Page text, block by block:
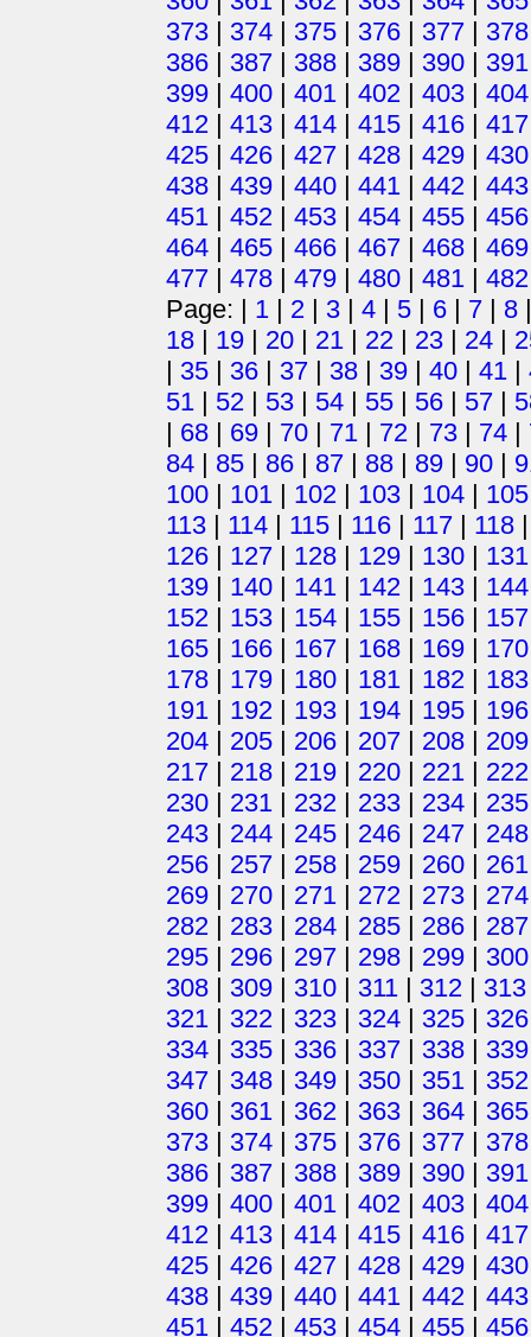
373 | 374 | 375 | 376 | 377 | 378
386 | 387 | 388 | 389 | 390 | 391
399 | 400 | 401 | 402 | 403 | 404
412 | 413 | 414 | 415 | 416 | 417
425 | 426 | 427 | 428 | 429 | 430
438 | 439 | 440 | 441 | 442 | 443
451 | 452 | 453 | 454 | 455 | 456
464 | 465 | 466 | 467 | 468 | 469
477 | 478 | 479 | 480 | 481 | 482
Page: | 1 | 2 | 3 | 4 | 5 | 6 | 7 | 8
18 | 19 | 20 | 21 | 22 | 23 | 24 |
| 35 | 36 | 37 | 38 | 39 | 40 | 41 |
51 | 52 | 53 | 54 | 55 | 56 | 57 |
| 68 | 69 | 70 | 71 | 72 | 73 | 74 |
84 | 85 | 86 | 87 | 88 | 89 | 90 |
100 | 101 | 102 | 103 | 104 | 105
113 | 114 | 115 | 116 | 117 | 118
126 | 127 | 128 | 129 | 130 | 131
139 | 140 | 141 | 142 | 143 | 144
152 | 153 | 154 | 155 | 156 | 157
165 | 166 | 167 | 168 | 169 | 170
178 | 179 | 180 | 181 | 182 | 183
191 | 192 | 193 | 194 | 195 | 196
204 | 205 | 206 | 207 | 208 | 209
217 | 218 | 219 | 220 | 221 | 222
230 | 231 | 232 | 233 | 234 | 235
243 | 244 | 245 | 246 | 247 | 248
256 | 257 | 258 | 259 | 260 | 261
269 | 270 | 271 | 272 | 273 | 274
282 | 283 | 284 | 285 | 286 | 287
295 | 296 | 297 | 298 | 299 | 300
308 | 309 | 310 | 311 | 312 | 313
321 | 322 | 323 | 324 | 325 | 326
334 | 335 | 336 | 337 | 338 | 339
347 | 348 | 349 | 350 | 351 | 352
360 | 361 | 362 | 363 | 364 | 365
373 | 374 | 375 | 376 | 377 | 378
386 | 387 | 388 | 389 | 390 | 391
399 | 400 | 401 | 402 | 403 | 404
412 | 413 | 414 | 415 | 416 | 417
425 | 426 | 427 | 428 | 429 | 430
438 | 439 | 440 | 441 | 442 | 443
451 | 452 | 453 | 454 | 455 | 456